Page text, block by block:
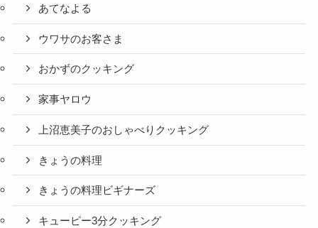
あてなよる
ウワサのお客さま
おかずのクッキング
家事ヤロウ
上沼恵美子のおしゃべりクッキング
きょうの料理
きょうの料理ビギナーズ
キューピー3分クッキング